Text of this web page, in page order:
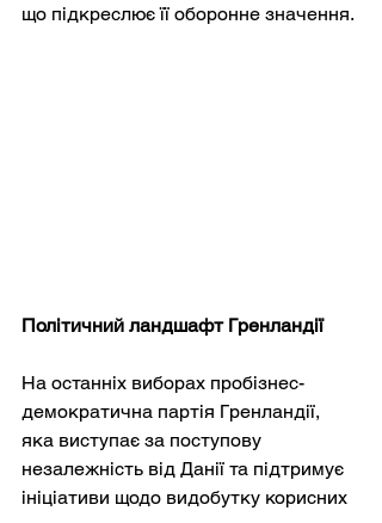
що підкреслює її оборонне значення.
Політичний ландшафт Гренландії
На останніх виборах пробізнес-
демократична партія Гренландії,
яка виступає за поступову
незалежність від Данії та підтримує
ініціативи щодо видобутку корисних